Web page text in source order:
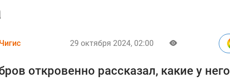
29 октября 2024, 02:00
откровенно рассказал, какие у него